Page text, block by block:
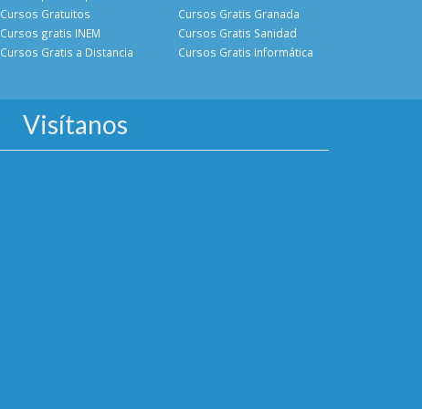
Cursos Gratuitos
Cursos gratis INEM
Cursos Gratis a Distancia
Cursos Gratis Granada
Cursos Gratis Sanidad
Cursos Gratis Informática
Visítanos